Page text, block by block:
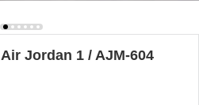
Jordan 1 / AJM-604